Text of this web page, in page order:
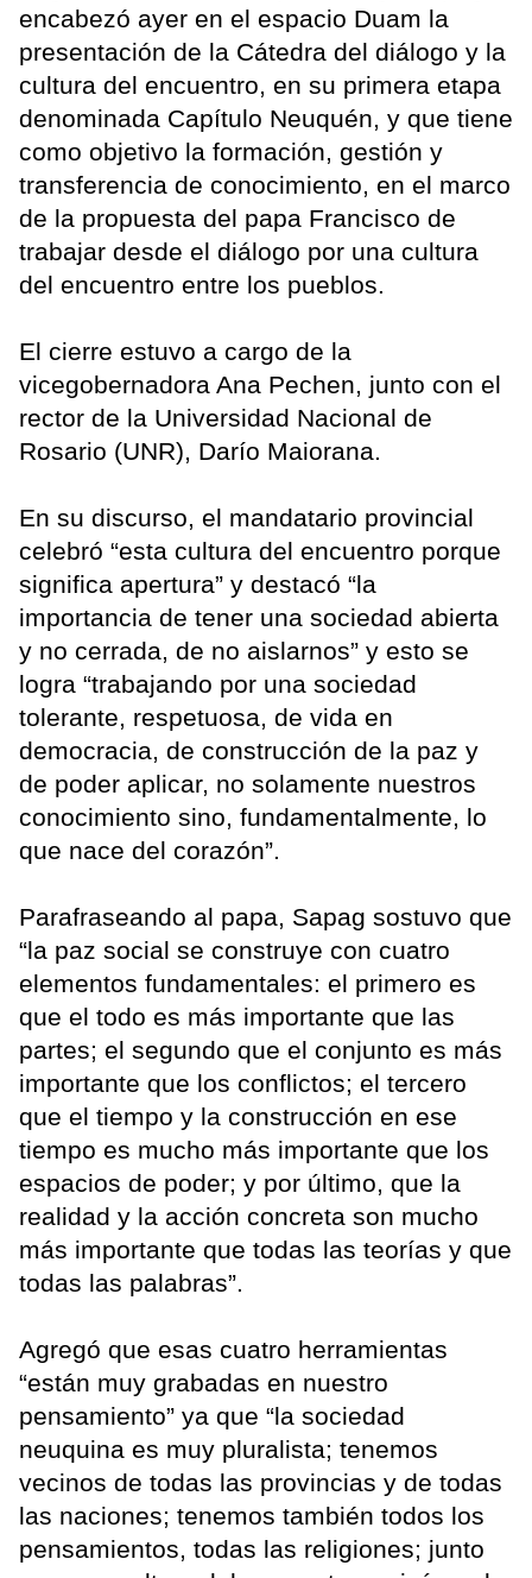
encabezó ayer en el espacio Duam la
presentación de la Cátedra del diálogo y la
cultura del encuentro, en su primera etapa
denominada Capítulo Neuquén, y que tiene
como objetivo la formación, gestión y
transferencia de conocimiento, en el marco
de la propuesta del papa Francisco de
trabajar desde el diálogo por una cultura
del encuentro entre los pueblos.
El cierre estuvo a cargo de la
vicegobernadora Ana Pechen, junto con el
rector de la Universidad Nacional de
Rosario (UNR), Darío Maiorana.
En su discurso, el mandatario provincial
celebró “esta cultura del encuentro porque
significa apertura” y destacó “la
importancia de tener una sociedad abierta
y no cerrada, de no aislarnos” y esto se
logra “trabajando por una sociedad
tolerante, respetuosa, de vida en
democracia, de construcción de la paz y
de poder aplicar, no solamente nuestros
conocimiento sino, fundamentalmente, lo
que nace del corazón”.
Parafraseando al papa, Sapag sostuvo que
“la paz social se construye con cuatro
elementos fundamentales: el primero es
que el todo es más importante que las
partes; el segundo que el conjunto es más
importante que los conflictos; el tercero
que el tiempo y la construcción en ese
tiempo es mucho más importante que los
espacios de poder; y por último, que la
realidad y la acción concreta son mucho
más importante que todas las teorías y que
todas las palabras”.
Agregó que esas cuatro herramientas
“están muy grabadas en nuestro
pensamiento” ya que “la sociedad
neuquina es muy pluralista; tenemos
vecinos de todas las provincias y de todas
las naciones; tenemos también todos los
pensamientos, todas las religiones; junto